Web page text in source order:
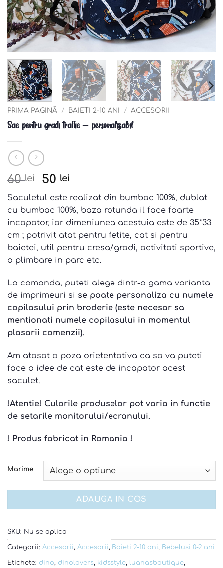
PRIMA PAGINĂ / BAIETI 2-10 ANI / ACCESORII
Sac pentru gradi traffic – personalizabil
60lei
Pretul
initial
a
fost:
60 lei.
50 lei
curent
este:
50 lei.
Saculetul este realizat din bumbac 100%, dublat
cu bumbac 100%, baza rotunda il face foarte
incapator, iar dimeniunea acestuia este de 35*33
cm ; potrivit atat pentru fetite, cat si pentru
baietei, util pentru cresa/gradi, activitati sportive,
o plimbare in parc etc.
La comanda, puteti alege dintr-o gama varianta
de imprimeuri si se poate personaliza cu numele
copilasului prin broderie (este necesar sa
mentionati numele copilasului in momentul
plasarii comenzii).
Am atasat o poza orietentativa ca sa va puteti
face o idee de cat este de incapator acest
saculet.
!Atentie! Culorile produselor pot varia in functie
de setarile monitorului/ecranului.
! Produs fabricat in Romania !
Marime
ADAUGA IN COS
SKU: Nu se aplica
Categorii: Accesorii, Accesorii, Baieti 2-10 ani, Bebelusi 0-2 ani
Etichete: dino, dinolovers, kidsstyle, luanasboutique,